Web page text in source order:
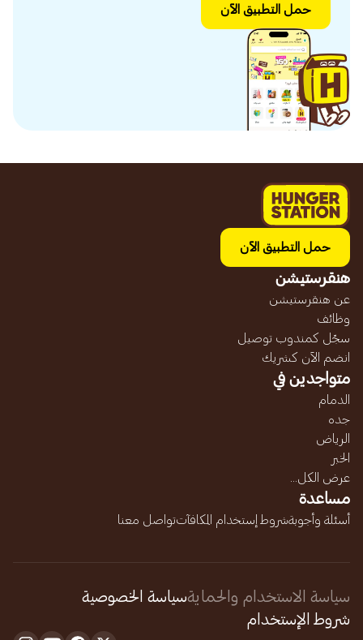
حمل التطبيق الآن
حمل التطبيق الآن
هنقرستيشن
عن هنقرستيشن
وظائف
سجّل كمندوب توصيل
انضم الآن كشريك
متواجدين في
الدمام
جده
الرياض
الخبر
عرض الكل...
مساعدة
أسئلة وأجوبةشروط إستخدام المكافآتتواصل معنا
سياسة الاستخدام والحمايةسياسة الخصوصية
شروط الإستخدام